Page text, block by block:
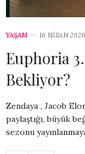
YAŞAM 16 NISAN 2026
Euphoria
Bekliyor?
Zendaya , Jacob
paylaştığı, büyük
sezonu